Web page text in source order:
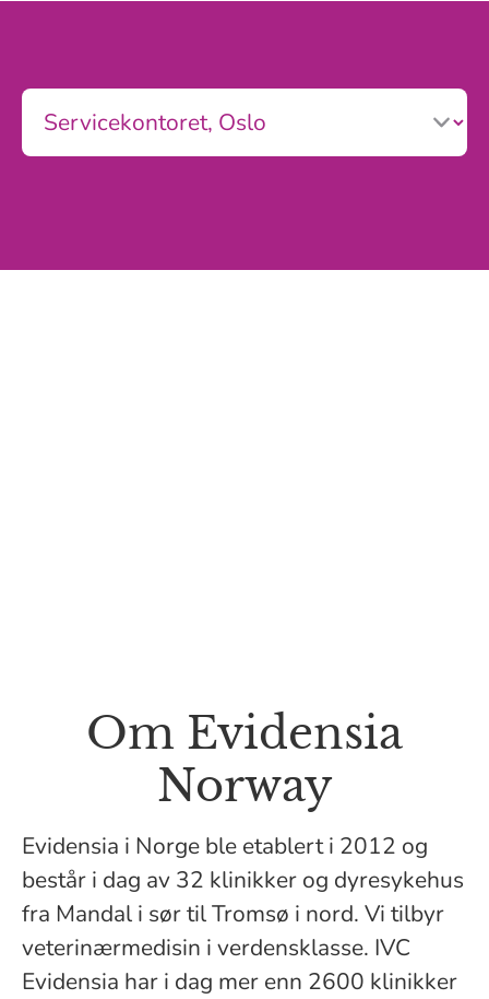
Om Evidensia
Norway
Evidensia i Norge ble etablert i 2012 og
består i dag av 32 klinikker og dyresykehus
fra Mandal i sør til Tromsø i nord. Vi tilbyr
veterinærmedisin i verdensklasse. IVC
Evidensia har i dag mer enn 2600 klinikker